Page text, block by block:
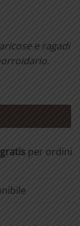
e ragadi
gratis per ordini